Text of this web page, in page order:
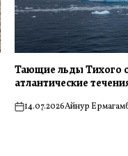
Тающие льды Тихого
атлантические
on14.07.2026Айнур